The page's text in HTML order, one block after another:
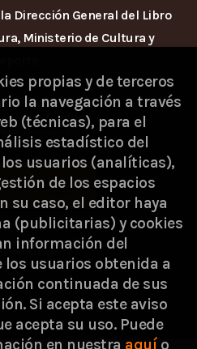
Dirección General del Libro
Ministerio de Cultura y
SL. Todos los Derechos
propias y de terceros
la navegación a través
(técnicas), para el
estadístico del
usuarios (analíticas),
de los espacios
su caso, el editor haya
(publicitarias) y cookies
información del
usuarios obtenida a
continuada de sus
Si acepta este aviso
acepta su uso. Puede
en nuestra aquío